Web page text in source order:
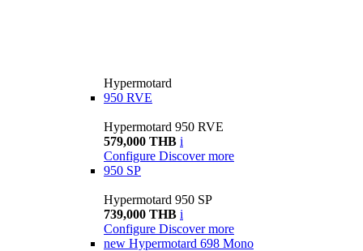
Hypermotard
950 RVE
Hypermotard 950 RVE
579,000 THB i
Configure Discover more
950 SP
Hypermotard 950 SP
739,000 THB i
Configure Discover more
new Hypermotard 698 Mono